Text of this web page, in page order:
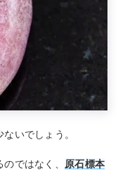
いでしょう。
ではなく、 原石標本